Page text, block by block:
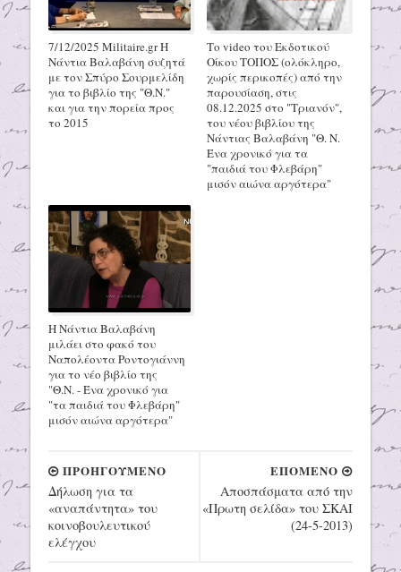
7/12/2025 Militaire.gr H
Νάντια Βαλαβάνη συζητά
με τον Σπύρο Σουρμελίδη
για το βιβλίο της "Θ.Ν."
και για την πορεία προς
το 2015
Το video του Εκδοτικού
Οίκου ΤΟΠΟΣ (ολόκληρο,
χωρίς περικοπές) από την
παρουσίαση, στις
08.12.2025 στο "Τριανόν",
του νέου βιβλίου της
Νάντιας Βαλαβάνη "Θ. Ν.
Ένα χρονικό για τα
"παιδιά του Φλεβάρη"
μισόν αιώνα αργότερα"
Η Νάντια Βαλαβάνη
μιλάει στο φακό του
Ναπολέοντα Ροντογιάννη
για το νέο βιβλίο της
"Θ.Ν. - Ένα χρονικό για
"τα παιδιά του Φλεβάρη"
μισόν αιώνα αργότερα"
ΕΠΟΜΕΝΟ
Αποσπάσματα από την
«Πρωτη σελίδα» του ΣΚΑΙ
(24-5-2013)
ΠΡΟΗΓΟΥΜΕΝΟ
Δήλωση για τα
«αναπάντητα» του
κοινοβουλευτικού
ελέγχου